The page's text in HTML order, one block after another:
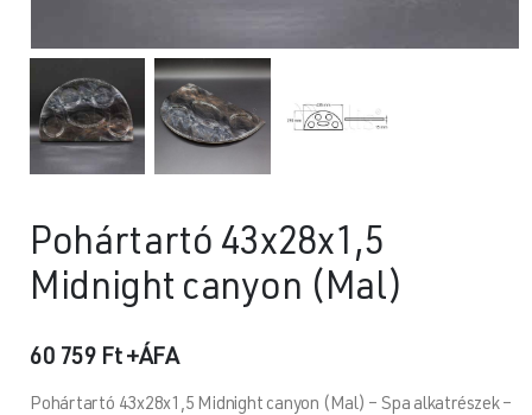
Pohártartó 43x28x1,5
Midnight canyon (Mal)
60 759 Ft+ÁFA
Pohártartó 43x28x1,5 Midnight canyon (Mal) – Spa alkatrészek –